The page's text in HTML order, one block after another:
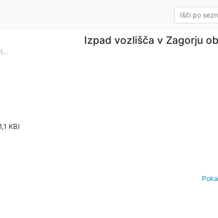
Izpad vozlišča v Zagorju
KB)